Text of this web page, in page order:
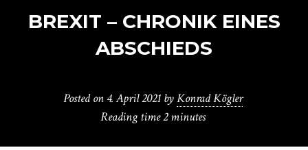
BREXIT – CHRONIK EINES
ABSCHIEDS
Posted on 4. April 2021 byKonrad Kögler
Reading time2 minutes